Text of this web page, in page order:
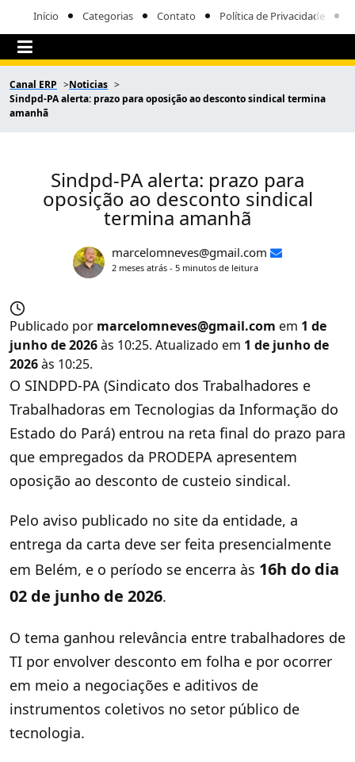
Início Categorias Contato Política de Privacidade
Canal ERP
Noticias
Sindpd-PA alerta: prazo para oposição ao desconto sindical termina
amanhã
Sindpd-PA alerta: prazo para
oposição ao desconto sindical
termina amanhã
marcelomneves@gmail.com
2 meses atrás - 5 minutos de leitura
Publicado por marcelomneves@gmail.com em 1 de
junho de 2026às 10:25. Atualizado em 1 de junho de
2026às 10:25.
O SINDPD-PA (Sindicato dos Trabalhadores e
Trabalhadoras em Tecnologias da Informação do
Estado do Pará) entrou na reta final do prazo para
que empregados da PRODEPA apresentem
oposição ao desconto de custeio sindical.
Pelo aviso publicado no site da entidade, a
entrega da carta deve ser feita presencialmente
em Belém, e o período se encerra às 16h do dia
02 de junho de 2026.
O tema ganhou relevância entre trabalhadores de
TI por envolver desconto em folha e por ocorrer
em meio a negociações e aditivos de
instrumentos coletivos no setor público de
tecnologia.